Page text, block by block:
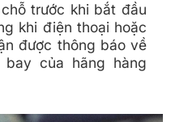
trước khi bắt đầu
khi điện thoại hoặc
được thông báo về
của hãng hàng